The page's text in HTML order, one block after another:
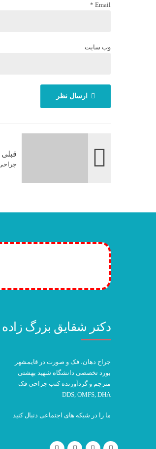
Email *
وب سایت
ارسال نظر
قبلی
دکتر شقایق بزرگ زاده
جراح دهان، فک و صورت در قایمشهر
بورد تخصصی دانشگاه شهید بهشتی
مترجم و گردآورنده کتب جراحی فک
DDS, OMFS, DHA
ما را در شبکه های اجتماعی دنبال کنید